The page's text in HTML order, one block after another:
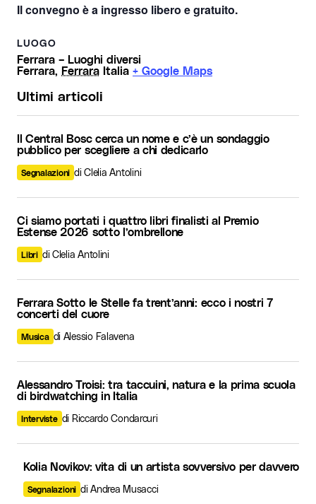
Il convegno è a ingresso libero e gratuito.
LUOGO
Ferrara – Luoghi diversi
Ferrara Ferrara Italia + Google Maps
Ultimi articoli
Il Central Bosc cerca un nome e c’è un sondaggio
pubblico per scegliere a chi dedicarlo
Segnalazioni di Clelia Antolini
Ci siamo portati i quattro libri finalisti al Premio
Estense 2026 sotto l’ombrellone
Libri di Clelia Antolini
Ferrara Sotto le Stelle fa trent’anni: ecco i nostri 7
concerti del cuore
Musica di Alessio Falavena
Alessandro Troisi: tra taccuini, natura e la prima scuola
di birdwatching in Italia
Interviste di Riccardo Condarcuri
Kolia Novikov: vita di un artista sovversivo per davvero
Segnalazioni di Andrea Musacci